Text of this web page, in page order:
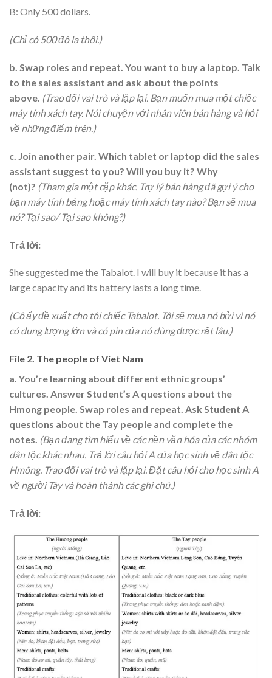
B: Only 500 dollars.
(Chỉ có 500 đô la thôi.)
b. Swap roles and repeat. You want to buy a laptop. Talk
to the sales assistant and ask about the points
above. (Trao đổi vai trò và lặp lại. Bạn muốn mua một chiếc
máy tính xách tay. Nói chuyện với nhân viên bán hàng và hỏi
về những điểm trên.)
c. Join another pair. Which tablet or laptop did the sales
assistant suggest to you? Will you buy it? Why
(not)? (Tham gia một cặp khác. Trợ lý bán hàng đã gợi ý cho
bạn máy tính bảng hoặc máy tính xách tay nào? Bạn sẽ mua
nó? Tại sao/ Tại sao không?)
Trả lời:
She suggested me the Tabalot. I will buy it because it has a
large capacity and its battery lasts a long time.
(Cô ấy đề xuất cho tôi chiếc Tabalot. Tôi sẽ mua nó bởi vì nó
có dung lượng lớn và có pin của nó dùng được rất lâu.)
File 2. The people of Viet Nam
a. You’re learning about different ethnic groups’
cultures. Answer Student’s A questions about the
Hmong people. Swap roles and repeat. Ask Student A
questions about the Tay people and complete the
notes. (Bạn đang tìm hiểu về các nền văn hóa của các nhóm
dân tộc khác nhau. Trả lời câu hỏi A của học sinh về dân tộc
Hmông. Trao đổi vai trò và lặp lại. Đặt câu hỏi cho học sinh A
về người Tày và hoàn thành các ghi chú.)
Trả lời: